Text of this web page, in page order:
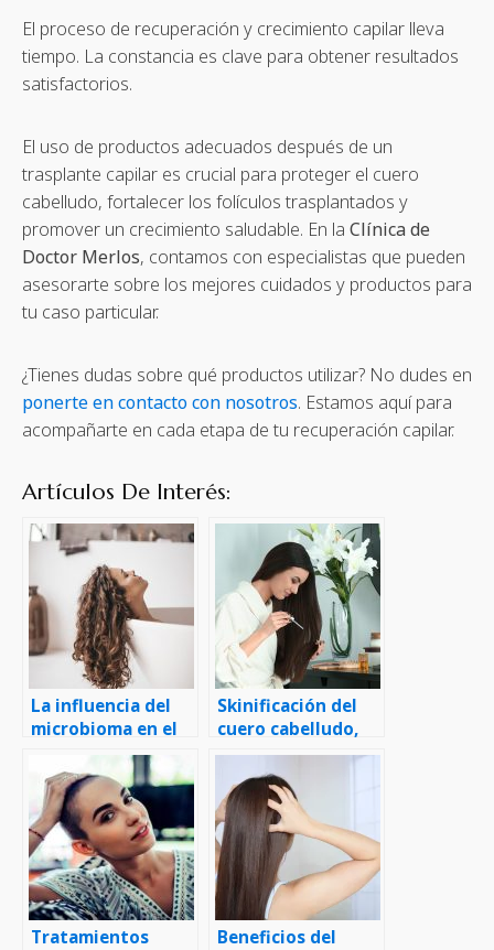
El proceso de recuperación y crecimiento capilar lleva
tiempo. La constancia es clave para obtener resultados
satisfactorios.
El uso de productos adecuados después de un
trasplante capilar es crucial para proteger el cuero
cabelludo, fortalecer los folículos trasplantados y
promover un crecimiento saludable. En la Clínica de
Doctor Merlos, contamos con especialistas que pueden
asesorarte sobre los mejores cuidados y productos para
tu caso particular.
¿Tienes dudas sobre qué productos utilizar? No dudes en
ponerte en contacto con nosotros. Estamos aquí para
acompañarte en cada etapa de tu recuperación capilar.
Artículos De Interés:
La influencia del
microbioma en el
cuero cabelludo
Skinificación del
cuero cabelludo,
¿qué es?
Tratamientos
Beneficios del